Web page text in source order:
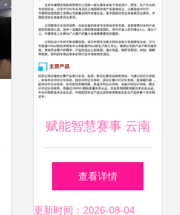
赋能智慧赛事 云南
保山比赛中的中央
集成管理系统与信
查看详情
更新时间：2026-08-04